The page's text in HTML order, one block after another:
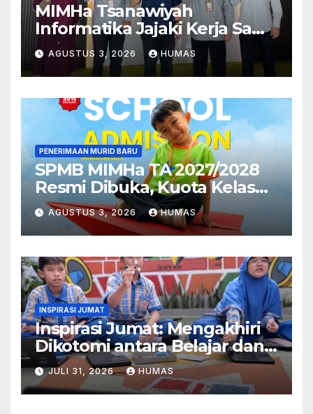
MIMHa Tsanawiyah
Informatika Jajaki Kerja Sama
Pendidikan dan Teknologi
dengan Telkom University
AGUSTUS 3, 2026 HUMAS
PENERIMAAN MURID BARU
SPMB MIMHa TA 2027/2028
Resmi Dibuka, Kuota Kelas
Pertama MI Telah Terpenuhi
AGUSTUS 3, 2026 HUMAS
INSPIRASI JUMAT
Inspirasi Jumat: Mengakhiri
Dikotomi antara Belajar dan
Bermain
JULI 31, 2026 HUMAS